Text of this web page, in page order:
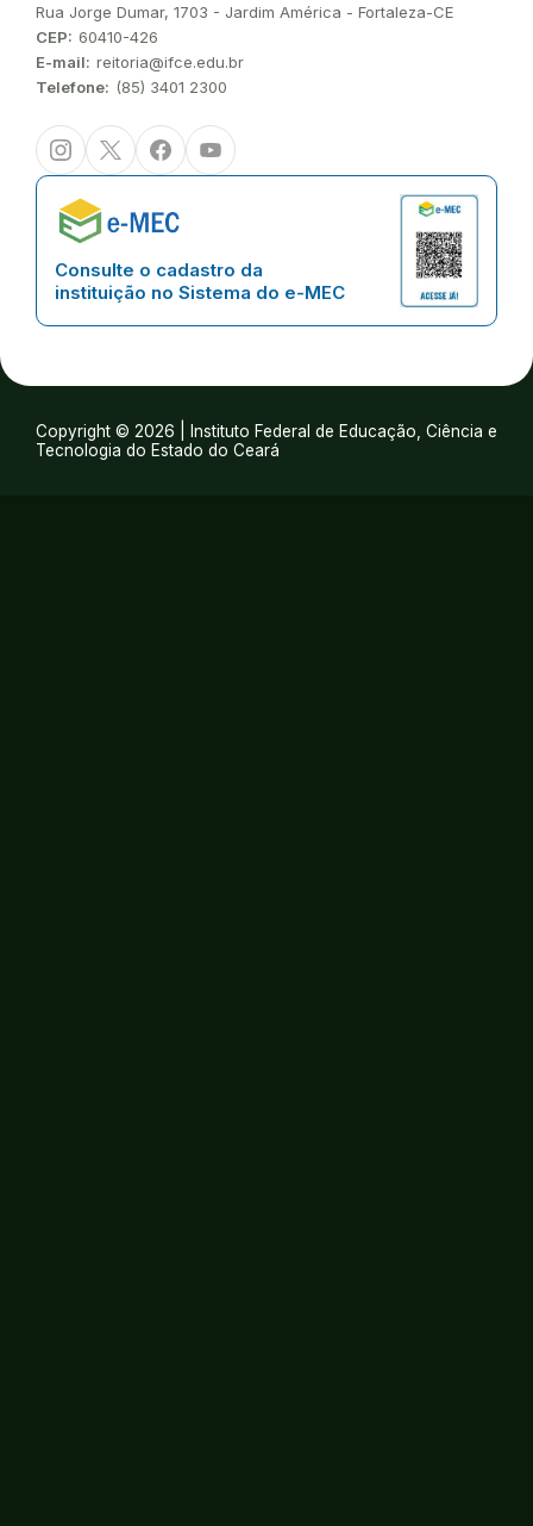
Endereço:
Rua Jorge Dumar, 1703 - Jardim América - Fortaleza-CE
CEP: 60410-426
E-mail: reitoria@ifce.edu.br
Telefone: (85) 3401 2300
InstagramTwitter/XFacebookYoutube
Consulte o cadastro da
instituição no Sistema do e-MEC
Copyright © 2026 | Instituto Federal de Educação, Ciência e
Tecnologia do Estado do Ceará